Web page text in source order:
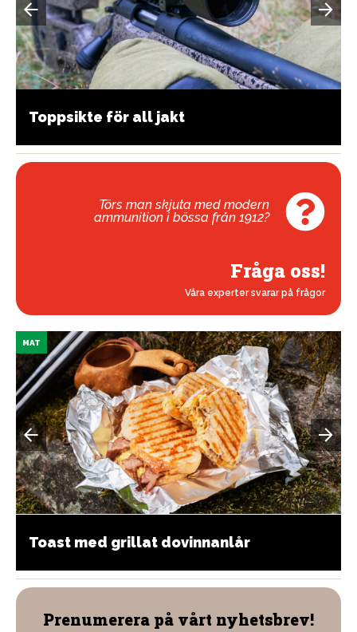
Toppsikte för all jakt
Törs man skjuta med modern
ammunition i bössa från 1912?
Fråga oss!
Våra experter svarar på frågor
MAT
Toast med grillat dovinnanlår
Prenumerera på vårt nyhetsbrev!